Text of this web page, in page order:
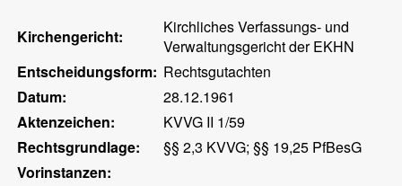
Kirchengericht:
Kirchliches Verfassungs- und
Verwaltungsgericht der EKHN
Entscheidungsform: Rechtsgutachten
Datum:
28.12.1961
Aktenzeichen:
KVVG II 1/59
Rechtsgrundlage:
§§ 2,3 KVVG; §§ 19,25 PfBesG
Vorinstanzen: